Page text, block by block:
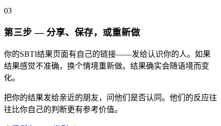
03
第三步 — 分享、保存，或重新做
你的SBTI结果页面有自己的链接——发给认识你的人。如果
结果感觉不准确，换个情境重新做。结果确实会随语境而变
化。
把你的结果发给亲近的朋友，问他们是否认同。他们的反应往
往比你自己的判断更有参考价值。